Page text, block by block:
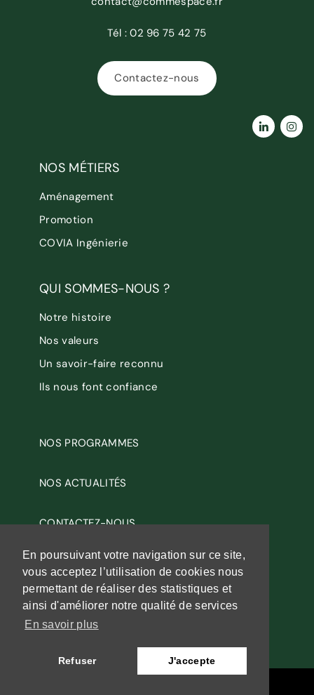
Tél :02 96 75 42 75
Contactez-nous
NOS MÉTIERS
Aménagement
Promotion
COVIA Ingénierie
QUI SOMMES-NOUS ?
Notre histoire
Nos valeurs
Un savoir-faire reconnu
Ils nous font confiance
NOS PROGRAMMES
NOS ACTUALITÉS
CONTACTEZ-NOUS
RECRUTEMENT
MENTIONS LÉGALES
En poursuivant votre navigation sur ce site,
vous acceptez l’utilisation de cookies nous
permettant de réaliser des statistiques et
ainsi d'améliorer notre qualité de services
En savoir plus
Refuser J'accepte